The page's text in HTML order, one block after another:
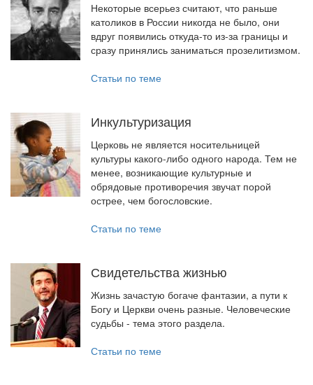
Некоторые всерьез считают, что раньше
католиков в России никогда не было, они
вдруг появились откуда-то из-за границы и
сразу принялись заниматься прозелитизмом.
Статьи по теме
Инкультуризация
Церковь не является носительницей
культуры какого-либо одного народа. Тем не
менее, возникающие культурные и
обрядовые противоречия звучат порой
острее, чем богословские.
Статьи по теме
Свидетельства жизнью
Жизнь зачастую богаче фантазии, а пути к
Богу и Церкви очень разные. Человеческие
судьбы - тема этого раздела.
Статьи по теме